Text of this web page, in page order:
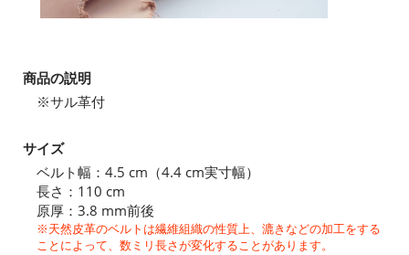
商品の説明
※サル革付
サイズ
ベルト幅：4.5 cm（4.4 cm実寸幅）
長さ：110 cm
原厚：3.8 mm前後
※天然皮革のベルトは繊維組織の性質上、漉きなどの加工をする
ことによって、数ミリ長さが変化することがあります。